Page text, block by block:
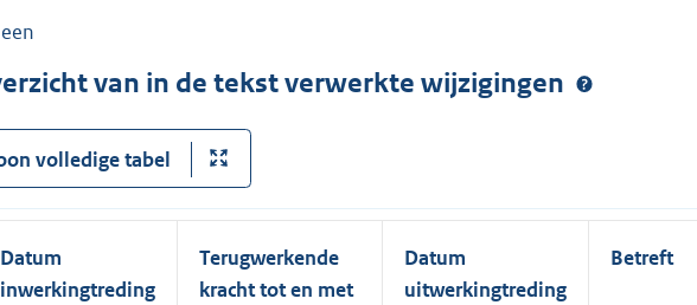
van in de tekst verwerkte wijzigingen
volledige tabel
Datum
inwerkingtreding
Terugwerkende
kracht tot en met
Datum
uitwerkingtreding
Betreft